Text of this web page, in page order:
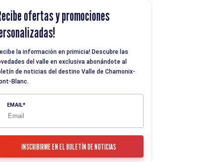
ofertas y promociones
la información en primicia! Descubre las
del valle en exclusiva abonándote al
de noticias del destino Valle de Chamonix-
Blanc.
EMAIL